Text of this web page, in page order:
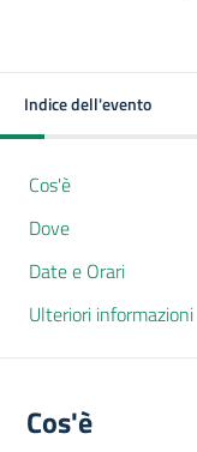
Indice dell'evento
Cos'è
Dove
Date e Orari
Ulteriori informazioni
Cos'è